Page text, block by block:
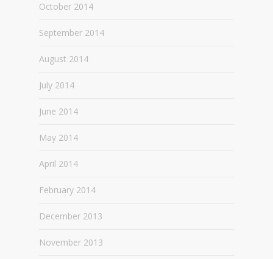
October 2014
September 2014
August 2014
July 2014
June 2014
May 2014
April 2014
February 2014
December 2013
November 2013